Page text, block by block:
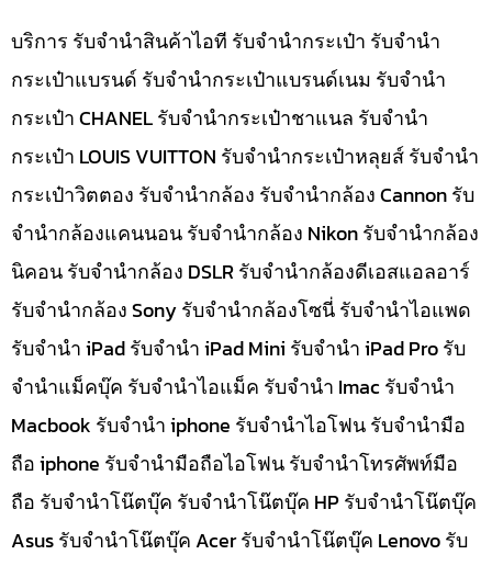
บริการ รับจำนำสินค้าไอที รับจำนำกระเป๋า รับจำนำ
กระเป๋าแบรนด์ รับจำนำกระเป๋าแบรนด์เนม รับจำนำ
กระเป๋า CHANEL รับจำนำกระเป๋าชาแนล รับจำนำ
กระเป๋า LOUIS VUITTON รับจำนำกระเป๋าหลุยส์ รับจำนำ
กระเป๋าวิตตอง รับจำนำกล้อง รับจำนำกล้อง Cannon รับ
จำนำกล้องแคนนอน รับจำนำกล้อง Nikon รับจำนำกล้อง
นิคอน รับจำนำกล้อง DSLR รับจำนำกล้องดีเอสแอลอาร์
รับจำนำกล้อง Sony รับจำนำกล้องโซนี่ รับจำนำไอแพด
รับจำนำ iPad รับจำนำ iPad Mini รับจำนำ iPad Pro รับ
จำนำแม็คบุ๊ค รับจำนำไอแม็ค รับจำนำ Imac รับจำนำ
Macbook รับจำนำ iphone รับจำนำไอโฟน รับจำนำมือ
ถือ iphone รับจำนำมือถือไอโฟน รับจำนำโทรศัพท์มือ
ถือ รับจำนำโน๊ตบุ๊ค รับจำนำโน๊ตบุ๊ค HP รับจำนำโน๊ตบุ๊ค
Asus รับจำนำโน๊ตบุ๊ค Acer รับจำนำโน๊ตบุ๊ค Lenovo รับ